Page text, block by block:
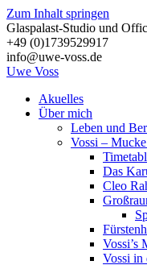
Zum Inhalt springen
Glaspalast-Studio und
+49 (0)1739529917
info@uwe-voss.de
Uwe Voss
Akuelles
Über mich
Leben und
Vossi –
Das
Cleo
Vossi’s
Vossi in